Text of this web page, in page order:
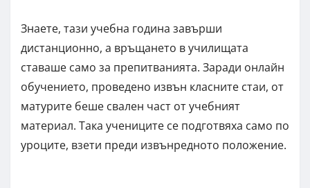
Знаете, тази учебна година завърши
дистанционно, а връщането в училищата
ставаше само за препитванията. Заради онлайн
обучението, проведено извън класните стаи, от
матурите беше свален част от учебният
материал. Така учениците се подготвяха само по
уроците, взети преди извънредното положение.